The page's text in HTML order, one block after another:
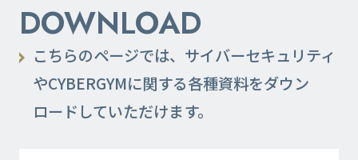
DOWNLOAD
こちらのページでは、サイバーセキュリティ
やCYBERGYMに関する各種資料をダウン
ロードしていただけます。